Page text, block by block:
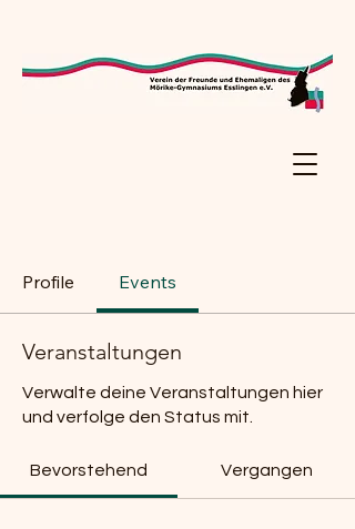
Profile Events
Veranstaltungen
Verwalte deine Veranstaltungen hier
und verfolge den Status mit.
Bevorstehend Vergangen